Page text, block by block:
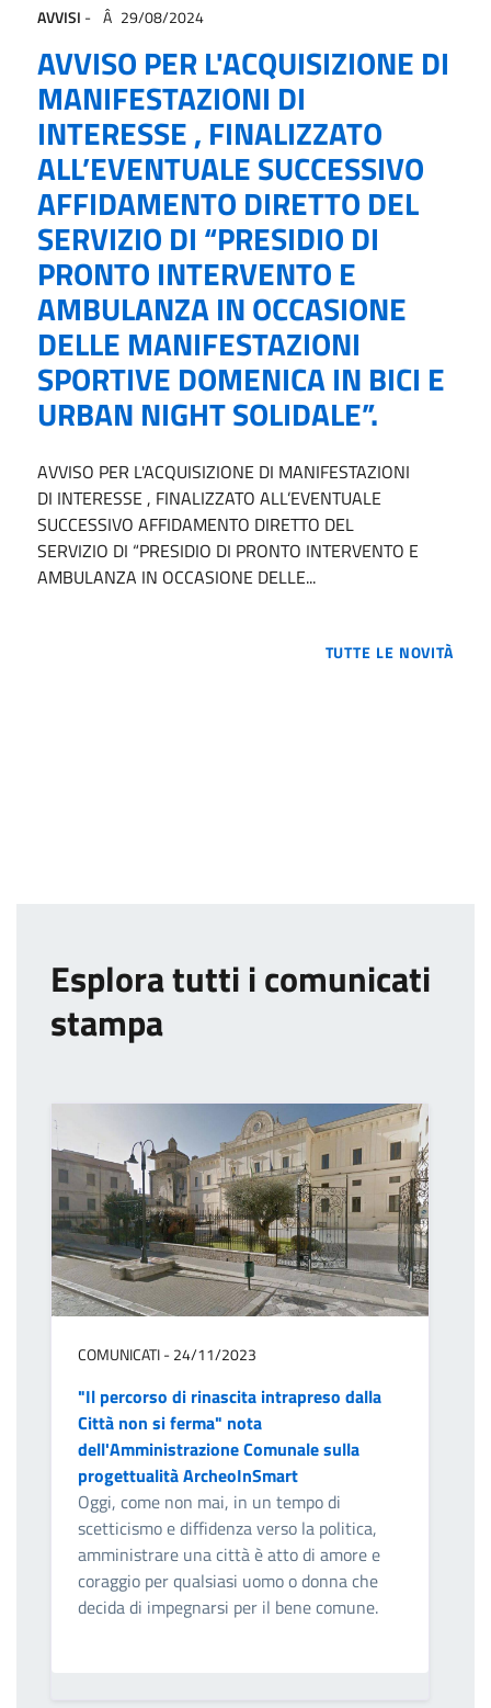
AVVISI - 29/08/2024
AVVISO PER L'ACQUISIZIONE DI
MANIFESTAZIONI DI
INTERESSE , FINALIZZATO
ALL’EVENTUALE SUCCESSIVO
AFFIDAMENTO DIRETTO DEL
SERVIZIO DI “PRESIDIO DI
PRONTO INTERVENTO E
AMBULANZA IN OCCASIONE
DELLE MANIFESTAZIONI
SPORTIVE DOMENICA IN BICI E
URBAN NIGHT SOLIDALE”.
AVVISO PER L'ACQUISIZIONE DI MANIFESTAZIONI
DI INTERESSE , FINALIZZATO ALL’EVENTUALE
SUCCESSIVO AFFIDAMENTO DIRETTO DEL
SERVIZIO DI “PRESIDIO DI PRONTO INTERVENTO E
AMBULANZA IN OCCASIONE DELLE...
TUTTE LE NOVITÀ
Esplora tutti i comunicati
stampa
COMUNICATI - 24/11/2023
"Il percorso di rinascita intrapreso dalla
Città non si ferma" nota
dell'Amministrazione Comunale sulla
progettualità ArcheoInSmart
Oggi, come non mai, in un tempo di
scetticismo e diffidenza verso la politica,
amministrare una città è atto di amore e
coraggio per qualsiasi uomo o donna che
decida di impegnarsi per il bene comune.